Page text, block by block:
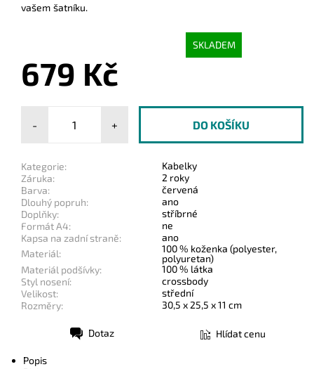
vašem šatníku.
SKLADEM
679 Kč
- +
Kategorie:
Kabelky
Záruka:
2 roky
Barva:
červená
Dlouhý popruh:
ano
Doplňky:
stříbrné
Formát A4:
ne
Kapsa na zadní straně:
ano
Materiál:
100 % koženka (polyester,
polyuretan)
Materiál podšívky:
100 % látka
Styl nosení:
crossbody
Velikost:
střední
Rozměry:
30,5 x 25,5 x 11 cm
Dotaz Hlídat cenu
Popis